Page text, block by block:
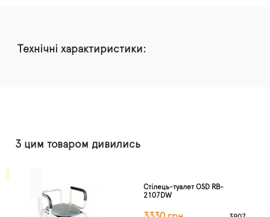
Технічні характиристики:
З цим товаром дивились
Стілець-туалет OSD RB-
2107DW